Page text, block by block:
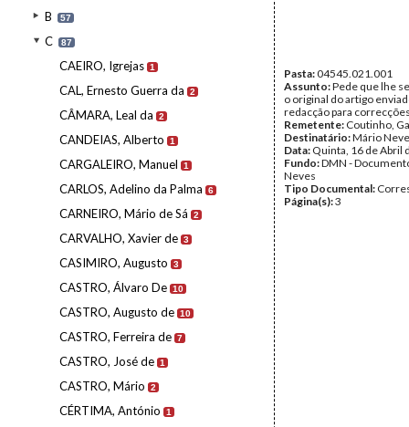
B 57
C 87
CAEIRO, Igrejas 1
CAL, Ernesto Guerra da 2
CÂMARA, Leal da 2
CANDEIAS, Alberto 1
CARGALEIRO, Manuel 1
CARLOS, Adelino da Palma 6
CARNEIRO, Mário de Sá 2
CARVALHO, Xavier de 3
CASIMIRO, Augusto 3
CASTRO, Álvaro De 10
CASTRO, Augusto de 10
CASTRO, Ferreira de 7
CASTRO, José de 1
CASTRO, Mário 2
CÉRTIMA, António 1
Pasta:04545.021.001
Assunto:Pede que lhe
o original do artigo
redacção para
Remetente: Coutinho,
Destinatário:Mário
Data: Quinta, 16 de Abril
Fundo:DMN -
Neves
Tipo Documental:
Página(s):3